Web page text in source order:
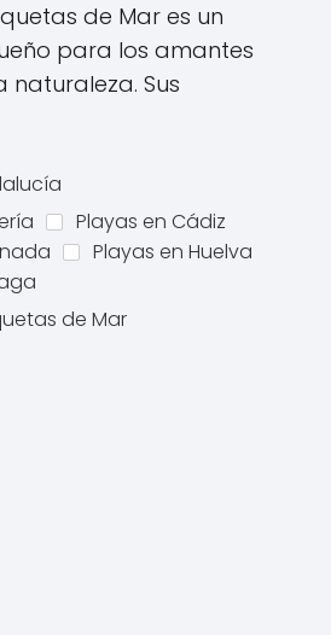
de Mar es un
para los amantes
Sus
Playas en Cádiz
Playas en Huelva
de Mar